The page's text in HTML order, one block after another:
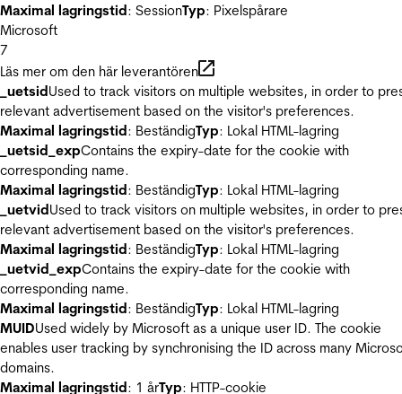
Maximal lagringstid: SessionTyp: Pixelspårare
Microsoft
7
Läs mer om den här leverantören
_uetsidUsed to track visitors on multiple websites, in order to
relevant advertisement based on the visitor's preferences.
Maximal lagringstid: BeständigTyp: Lokal HTML-lagring
_uetsid_expContains the expiry-date for the cookie with
corresponding name.
Maximal lagringstid: BeständigTyp: Lokal HTML-lagring
_uetvidUsed to track visitors on multiple websites, in order to
relevant advertisement based on the visitor's preferences.
Maximal lagringstid: BeständigTyp: Lokal HTML-lagring
_uetvid_expContains the expiry-date for the cookie with
corresponding name.
Maximal lagringstid: BeständigTyp: Lokal HTML-lagring
MUIDUsed widely by Microsoft as a unique user ID. The cookie
enables user tracking by synchronising the ID across many
domains.
Maximal lagringstid: 1 årTyp: HTTP-cookie